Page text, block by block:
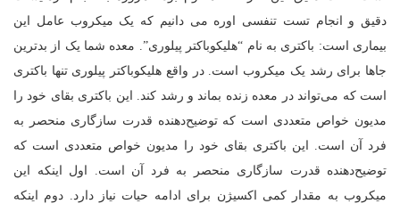
دقیق و انجام تست تنفسی اوره می دانیم که یک میکروب عامل این
بیماری است: باکتری به نام “هلیکوباکتر پیلوری”. معده شما یک از بدترین‌
جاها برای رشد یک میکروب است. در واقع هلیکوباکتر پیلوری تنها باکتری
است که می‌تواند در معده زنده بماند و رشد کند. این باکتری بقای خود را
مدیون خواص متعددی است که توضیح‌دهنده قدرت سازگاری منحصر به
فرد آن است. این باکتری بقای خود را مدیون خواص متعددی است که
توضیح‌دهنده قدرت سازگاری منحصر به فرد آن است. اول اینکه این
میکروب به مقدار کمی اکسیژن برای ادامه حیات نیاز دارد. دوم اینکه